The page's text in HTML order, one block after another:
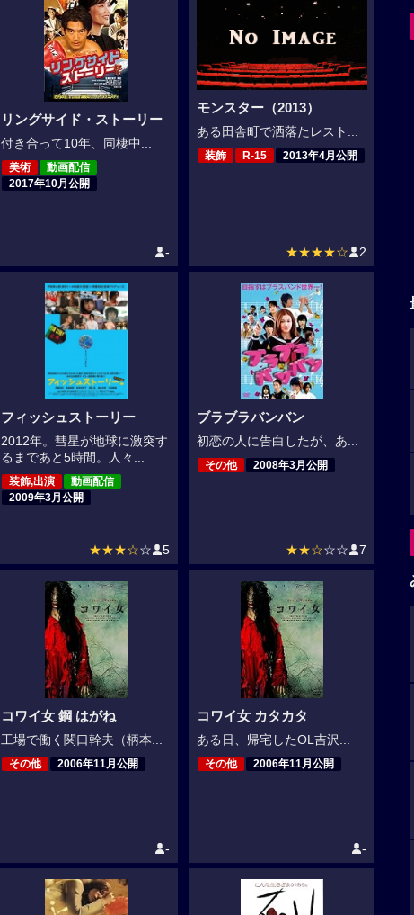
リングサイド・ストーリー
付き合って10年、同棲中...
美術
動画配信
2017年10月公開
-
モンスター（2013）
ある田舎町で洒落たレスト...
装飾 R-15 2013年4月公開
★★★★☆ 2
フィッシュストーリー
2012年。彗星が地球に激突す
るまであと5時間。人々...
装飾,出演
動画配信
2009年3月公開
★★★☆☆ 5
ブラブラバンバン
初恋の人に告白したが、あ...
その他 2008年3月公開
★★☆☆☆ 7
コワイ女 鋼 はがね
工場で働く関口幹夫（柄本...
その他 2006年11月公開
-
コワイ女 カタカタ
ある日、帰宅したOL吉沢...
その他 2006年11月公開
-